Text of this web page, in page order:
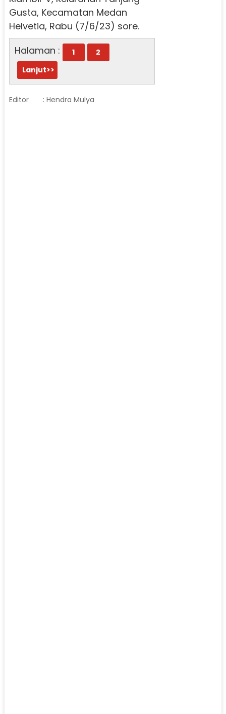
Gusta, Kecamatan Medan
Helvetia, Rabu (7/6/23) sore.
Halaman :
1
2
Lanjut>>
Editor : Hendra Mulya